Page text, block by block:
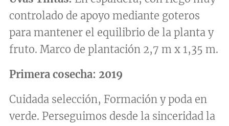
controlado de apoyo mediante goteros
para mantener el equilibrio de la planta y
fruto. Marco de plantación 2,7 m x 1,35 m.
Primera cosecha: 2019
Cuidada selección, Formación y poda en
verde. Perseguimos desde la sinceridad la